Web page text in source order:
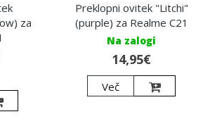
za
Preklopni ovitek "Litchi"
(purple) za Realme C21
Na zalogi
14,95€
Več